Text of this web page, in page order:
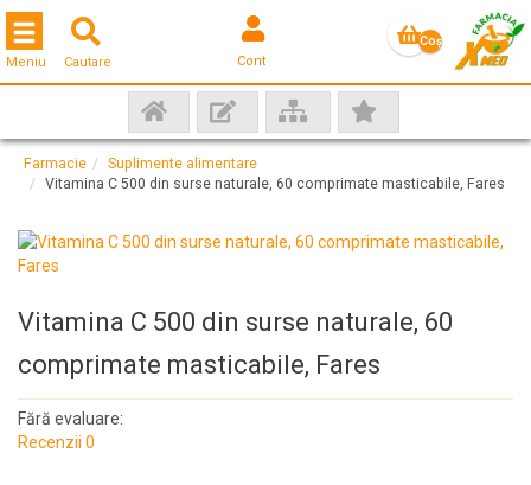
Cautare Cont
Coş
Toggle navigation
Meniu
Farmacie
Suplimente alimentare
Vitamina C 500 din surse naturale, 60 comprimate masticabile, Fares
Vitamina C 500 din surse naturale, 60
comprimate masticabile, Fares
Fără evaluare:
Recenzii 0